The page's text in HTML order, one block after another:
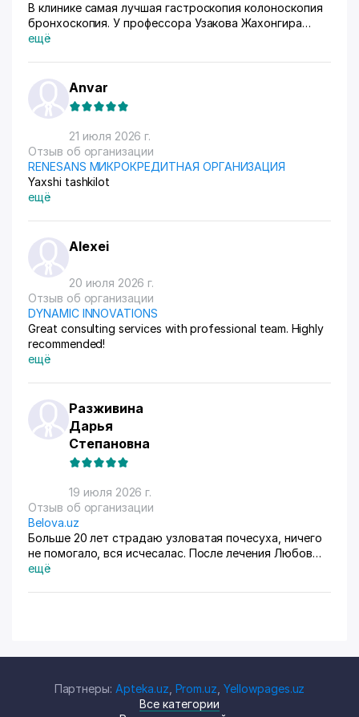
В клинике самая лучшая гастроскопия колоноскопия
бронхоскопия. У профессора Узакова Жахонгира
Низамовича.
ещё
Anvar
21 июля 2026 г.
Отзыв об организации
RENESANS МИКРОКРЕДИТНАЯ ОРГАНИЗАЦИЯ
Yaxshi tashkilot
ещё
Alexei
20 июля 2026 г.
Отзыв об организации
DYNAMIC INNOVATIONS
Great consulting services with professional team. Highly
recommended!
ещё
Разживина
Дарья
Степановна
19 июля 2026 г.
Отзыв об организации
Belova.uz
Больше 20 лет страдаю узловатая почесуха, ничего
не помогало, вся исчесалас. После лечения Любов
Владимировны 90% болячек ушло, сейчас
ещё
Партнеры: Apteka.uz Prom.uz ,Yellowpages.uz
Все категории